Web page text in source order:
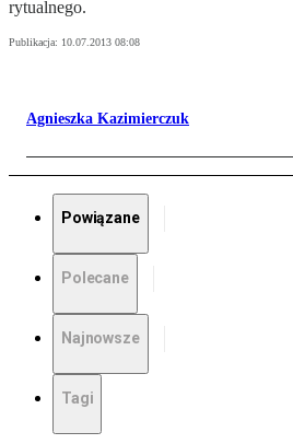
rytualnego.
Publikacja: 10.07.2013 08:08
Agnieszka Kazimierczuk
Powiązane
Polecane
Najnowsze
Tagi